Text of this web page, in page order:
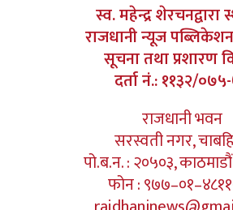
स्व. महेन्द्र शेरचनद्वारा
राजधानी न्यूज पब्लिकेशन
सूचना तथा प्रशारण
दर्ता नं.: ११३२/
राजधानी भवन
सरस्वती नगर,
पो.ब.न. : २०५०३,
फोन :